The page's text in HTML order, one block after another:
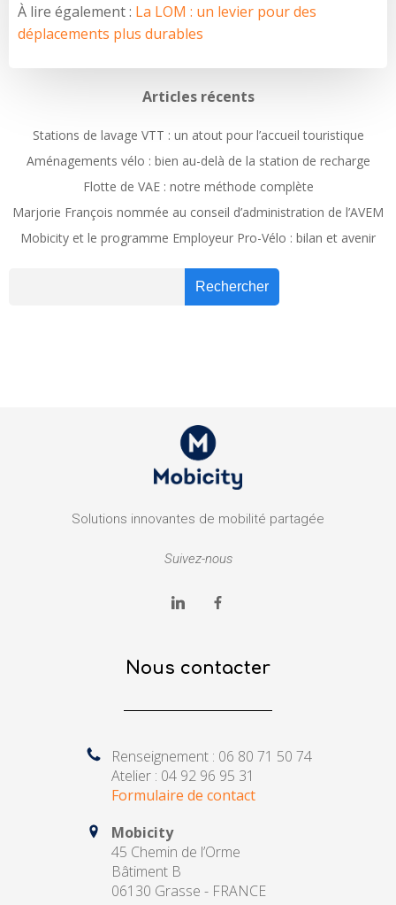
À lire également : La LOM : un levier pour des
déplacements plus durables
Articles récents
Stations de lavage VTT : un atout pour l’accueil touristique
Aménagements vélo : bien au-delà de la station de recharge
Flotte de VAE : notre méthode complète
Marjorie François nommée au conseil d’administration de l’AVEM
Mobicity et le programme Employeur Pro-Vélo : bilan et avenir
Rechercher
Solutions innovantes de mobilité partagée
Suivez-nous
Nous contacter
Renseignement : 06 80 71 50 74
Atelier : 04 92 96 95 31
Formulaire de contact
Mobicity
45 Chemin de l’Orme
Bâtiment B
06130 Grasse - FRANCE